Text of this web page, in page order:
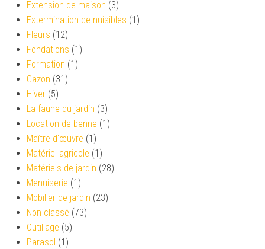
Extension de maison (3)
Extermination de nuisibles (1)
Fleurs (12)
Fondations (1)
Formation (1)
Gazon (31)
Hiver (5)
La faune du jardin (3)
Location de benne (1)
Maître d'œuvre (1)
Matériel agricole (1)
Matériels de jardin (28)
Menuiserie (1)
Mobilier de jardin (23)
Non classé (73)
Outillage (5)
Parasol (1)